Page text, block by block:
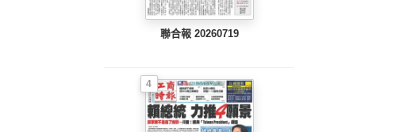
聯合報 20260719
4